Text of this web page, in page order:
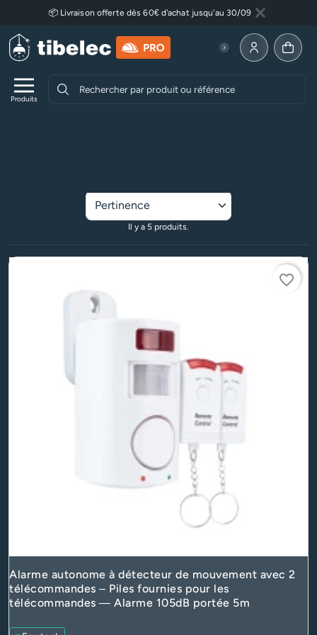
Aller au contenu principal
Lire plus
📦 Livraison offerte dès 60€ d'achat jusqu'au 30/09
Fermer
Produits
Allez à la
Il y a 5 produits.
favorite_border
Alarme autonome à détecteur de mouvement avec 2
télécommandes – Piles fournies pour les
télécommandes — Alarme 105dB portée 5m